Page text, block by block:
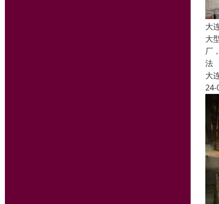
大
大
厂
法
大
24-